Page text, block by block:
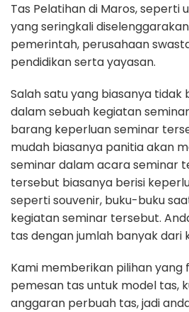
Tas Pelatihan di Maros, seperti
yang seringkali
pemerintah, perusahaan
pendidikan serta yayasan.
Salah satu yang biasanya
dalam sebuah kegiatan
barang keperluan seminar
mudah biasanya panitia akan
seminar dalam acara seminar
tersebut biasanya berisi
seperti souvenir, buku-buku
kegiatan seminar tersebut.
tas dengan jumlah banyak dari
Kami memberikan pilihan yang
pemesan tas untuk model tas,
anggaran perbuah tas, jadi